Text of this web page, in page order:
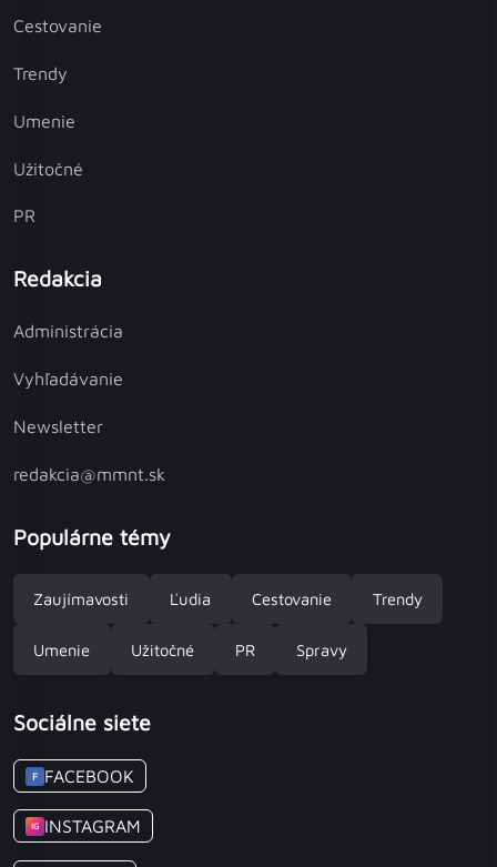
Cestovanie
Trendy
Umenie
Užitočné
PR
Redakcia
Administrácia
Vyhľadávanie
Newsletter
redakcia@mmnt.sk
Populárne témy
Zaujímavosti Ľudia Cestovanie Trendy
Umenie Užitočné PR Spravy
Sociálne siete
F FACEBOOK
IG INSTAGRAM